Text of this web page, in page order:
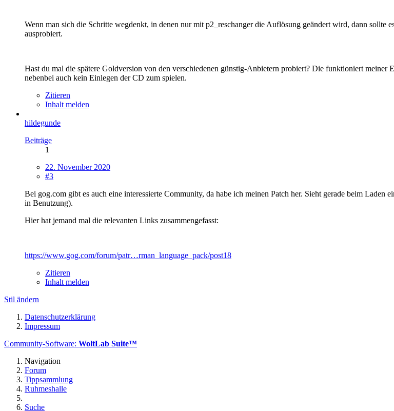
Wenn man sich die Schritte wegdenkt, in denen nur mit p2_reschanger die Auflösung geändert wird, dann sollte
ausprobiert.
Hast du mal die spätere Goldversion von den verschiedenen günstig-Anbietern probiert? Die funktioniert meiner
nebenbei auch kein Einlegen der CD zum spielen.
Zitieren
Inhalt melden
hildegunde
Beiträge
1
22. November 2020
#3
Bei gog.com gibt es auch eine interessierte Community, da habe ich meinen Patch her. Sieht gerade beim
in Benutzung).
Hier hat jemand mal die relevanten Links zusammengefasst:
https://www.gog.com/forum/patr…rman_language_pack/post18
Zitieren
Inhalt melden
Stil ändern
Datenschutzerklärung
Impressum
Community-Software: WoltLab Suite™
Navigation
Forum
Tippsammlung
Ruhmeshalle
Suche